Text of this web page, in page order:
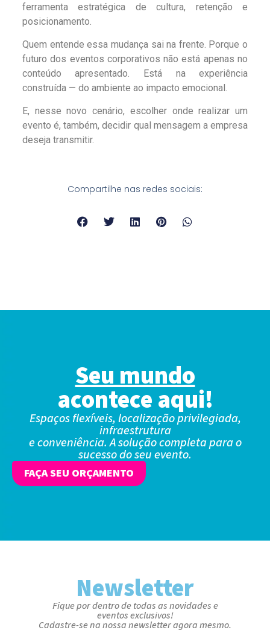
ferramenta estratégica de cultura, retenção e
posicionamento.
Quem entende essa mudança sai na frente. Porque o
futuro dos eventos corporativos não está apenas no
conteúdo apresentado. Está na experiência
construída — do ambiente ao impacto emocional.
E, nesse novo cenário, escolher onde realizar um
evento é, também, decidir qual mensagem a empresa
deseja transmitir.
Compartilhe nas redes sociais:
Seu mundo
acontece aqui!
Espaços flexíveis, localização privilegiada,
infraestrutura
e conveniência. A solução completa para o
sucesso do seu evento.
FAÇA SEU ORÇAMENTO
Newsletter
Fique por dentro de todas as novidades e
eventos exclusivos!
Cadastre-se na nossa newsletter agora mesmo.